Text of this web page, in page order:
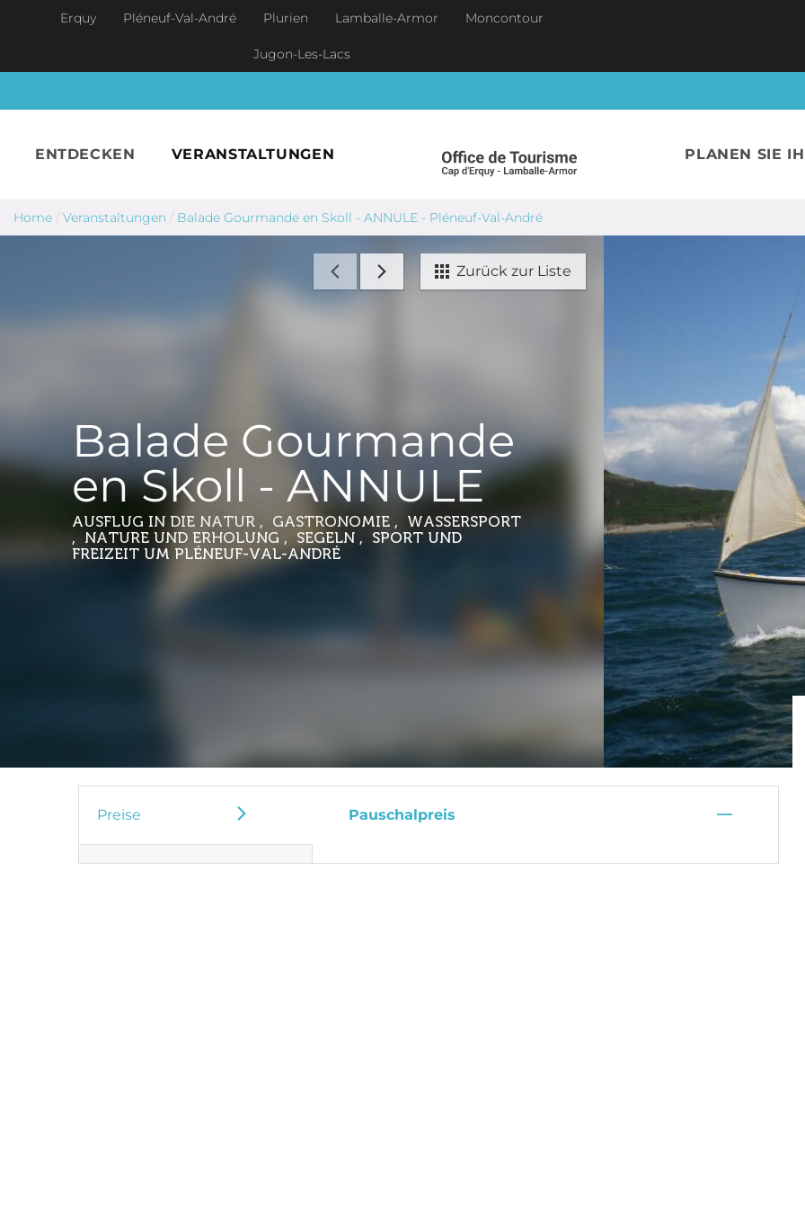
Skip to main content
Erquy Pléneuf-Val-André Plurien Lamballe-Armor Moncontour
Jugon-Les-Lacs
ENTDECKEN VERANSTALTUNGEN PLANEN SIE
Home / Veranstaltungen / Balade Gourmande en Skoll - ANNULE - Pléneuf-Val-André
Zurück zur Liste
Balade Gourmande
en Skoll - ANNULE
AUSFLUG IN DIE NATUR , GASTRONOMIE , WASSERSPORT
, NATURE UND ERHOLUNG , SEGELN , SPORT UND
FREIZEIT UM PLÉNEUF-VAL-ANDRÉ
Preise Pauschalpreis —